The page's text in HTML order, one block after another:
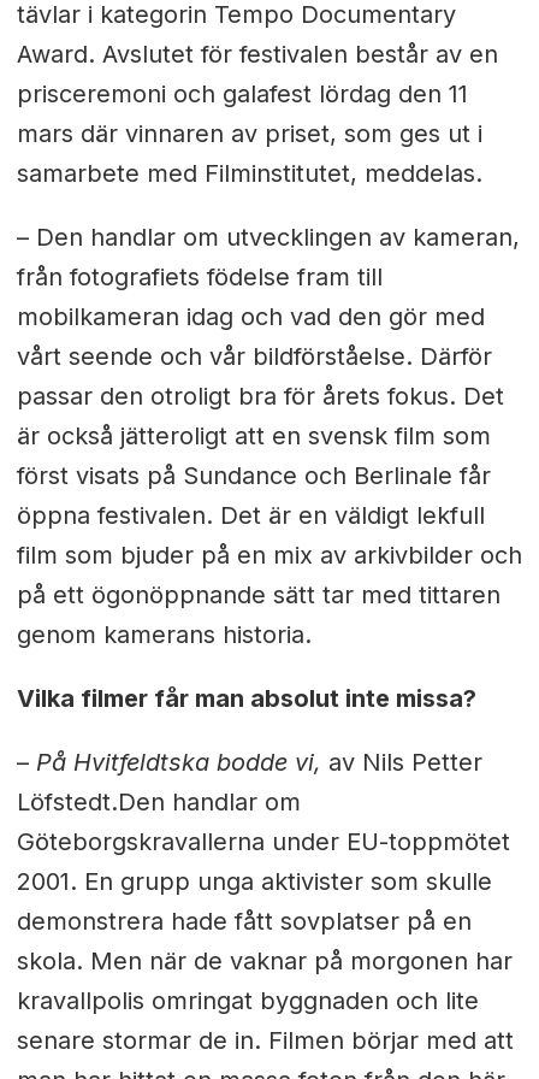
tävlar i kategorin Tempo Documentary
Award. Avslutet för festivalen består av en
prisceremoni och galafest lördag den 11
mars där vinnaren av priset, som ges ut i
samarbete med Filminstitutet, meddelas.
– Den handlar om utvecklingen av kameran,
från fotografiets födelse fram till
mobilkameran idag och vad den gör med
vårt seende och vår bildförståelse. Därför
passar den otroligt bra för årets fokus. Det
är också jätteroligt att en svensk film som
först visats på Sundance och Berlinale får
öppna festivalen. Det är en väldigt lekfull
film som bjuder på en mix av arkivbilder och
på ett ögonöppnande sätt tar med tittaren
genom kamerans historia.
Vilka filmer får man absolut inte missa?
– På Hvitfeldtska bodde vi, av Nils Petter
Löfstedt.Den handlar om
Göteborgskravallerna under EU-toppmötet
2001. En grupp unga aktivister som skulle
demonstrera hade fått sovplatser på en
skola. Men när de vaknar på morgonen har
kravallpolis omringat byggnaden och lite
senare stormar de in. Filmen börjar med att